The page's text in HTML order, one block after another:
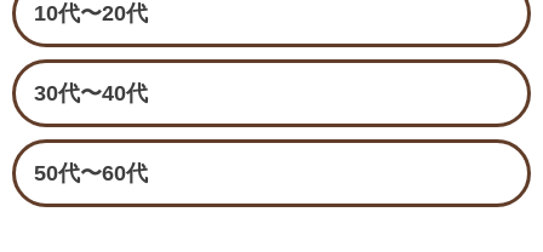
10代〜20代
30代〜40代
50代〜60代